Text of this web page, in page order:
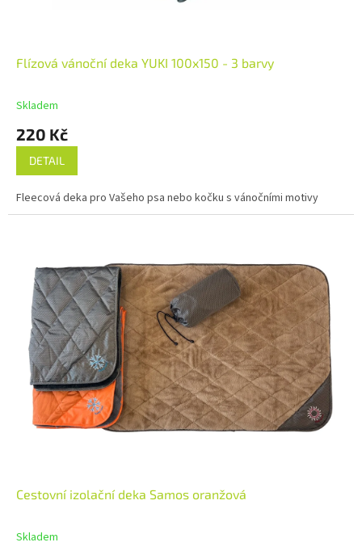
Flízová vánoční deka YUKI 100x150 - 3 barvy
Skladem
220 Kč
DETAIL
Fleecová deka pro Vašeho psa nebo kočku s vánočními motivy
Cestovní izolační deka Samos oranžová
Skladem